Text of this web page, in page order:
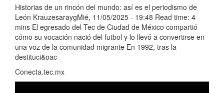
Historias de un rincón del mundo: así es el periodismo de
León KrauzesaraygMié, 11/05/2025 - 19:48 Read time: 4
mins El egresado del Tec de Ciudad de México compartió
cómo su vocación nació del futbol y lo llevó a convertirse en
una voz de la comunidad migrante En 1992, tras la
destituci&oac
Conecta.tec.mx